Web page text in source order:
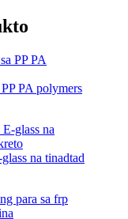
PA polymers
na tinadtad